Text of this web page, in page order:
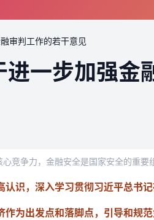
审判工作的若干意见
进一步加强金
认识，深入学习贯彻习近平总书
作为出发点和落脚点，引导和规